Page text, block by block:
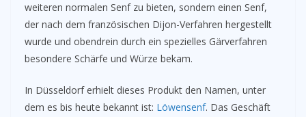
weiteren normalen Senf zu bieten, sondern einen Senf,
der nach dem französischen Dijon-Verfahren hergestellt
wurde und obendrein durch ein spezielles Gärverfahren
besondere Schärfe und Würze bekam.
In Düsseldorf erhielt dieses Produkt den Namen, unter
dem es bis heute bekannt ist: Löwensenf. Das Geschäft